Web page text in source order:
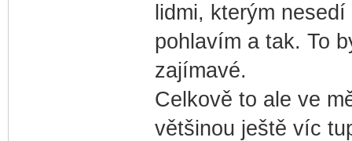
lidmi, kterým
pohlavím a tak. To
zajímavé.
Celkově to ale ve
většinou ještě víc